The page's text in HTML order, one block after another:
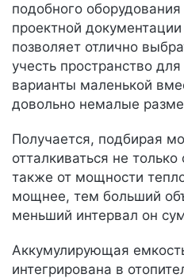
подобного
проектной документации
позволяет отлично
учесть пространство
варианты маленькой
довольно немалые
Получается, подбирая
отталкиваться не
также от мощности
мощнее, тем больший
меньший интервал он
Аккумулирующая
интегрирована в